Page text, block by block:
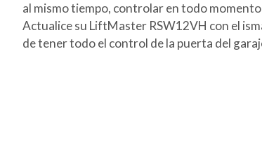
al mismo tiempo, controlar en todo
Actualice su LiftMaster RSW12VH con el
de tener todo el control de la puerta del